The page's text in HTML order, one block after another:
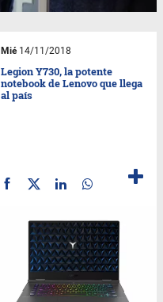
Mié14/11/2018
Legion Y730, la potente
notebook de Lenovo que llega
al país